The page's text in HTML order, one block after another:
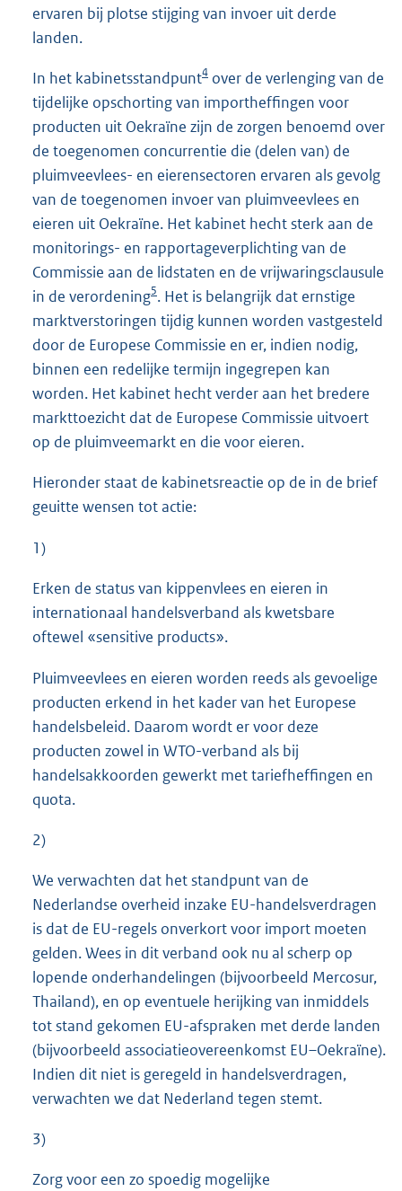
ervaren bij plotse stijging van invoer uit derde
landen.
In het kabinetsstandpunt4 over de verlenging van de
tijdelijke opschorting van importheffingen voor
producten uit Oekraïne zijn de zorgen benoemd over
de toegenomen concurrentie die (delen van) de
pluimveevlees- en eierensectoren ervaren als gevolg
van de toegenomen invoer van pluimveevlees en
eieren uit Oekraïne. Het kabinet hecht sterk aan de
monitorings- en rapportageverplichting van de
Commissie aan de lidstaten en de vrijwaringsclausule
in de verordening5. Het is belangrijk dat ernstige
marktverstoringen tijdig kunnen worden vastgesteld
door de Europese Commissie en er, indien nodig,
binnen een redelijke termijn ingegrepen kan
worden. Het kabinet hecht verder aan het bredere
markttoezicht dat de Europese Commissie uitvoert
op de pluimveemarkt en die voor eieren.
Hieronder staat de kabinetsreactie op de in de brief
geuitte wensen tot actie:
1)
Erken de status van kippenvlees en eieren in
internationaal handelsverband als kwetsbare
oftewel «sensitive products».
Pluimveevlees en eieren worden reeds als gevoelige
producten erkend in het kader van het Europese
handelsbeleid. Daarom wordt er voor deze
producten zowel in WTO-verband als bij
handelsakkoorden gewerkt met tariefheffingen en
quota.
2)
We verwachten dat het standpunt van de
Nederlandse overheid inzake EU-handelsverdragen
is dat de EU-regels onverkort voor import moeten
gelden. Wees in dit verband ook nu al scherp op
lopende onderhandelingen (bijvoorbeeld Mercosur,
Thailand), en op eventuele herijking van inmiddels
tot stand gekomen EU-afspraken met derde landen
(bijvoorbeeld associatieovereenkomst EU–Oekraïne).
Indien dit niet is geregeld in handelsverdragen,
verwachten we dat Nederland tegen stemt.
3)
Zorg voor een zo spoedig mogelijke